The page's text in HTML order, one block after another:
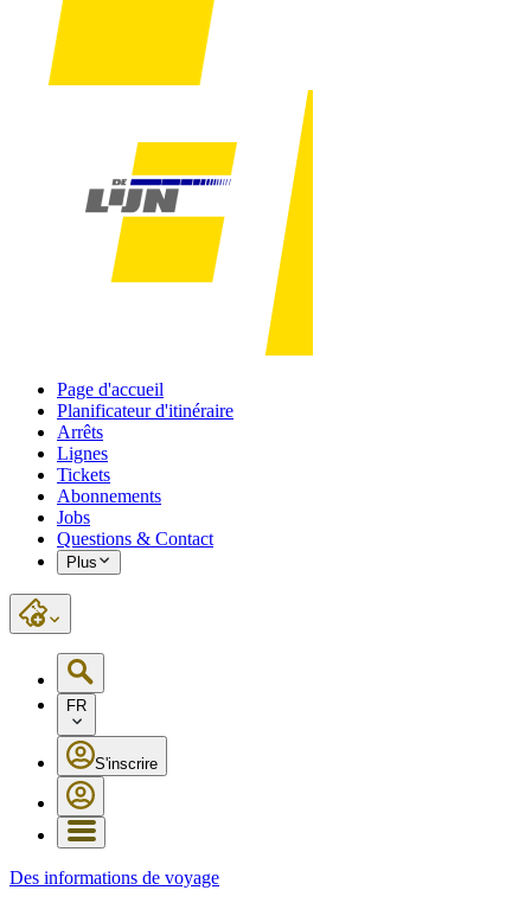
Page d'accueil
Planificateur d'itinéraire
Arrêts
Lignes
Tickets
Abonnements
Jobs
Questions & Contact
Plus
FR
S'inscrire
Des informations de voyage